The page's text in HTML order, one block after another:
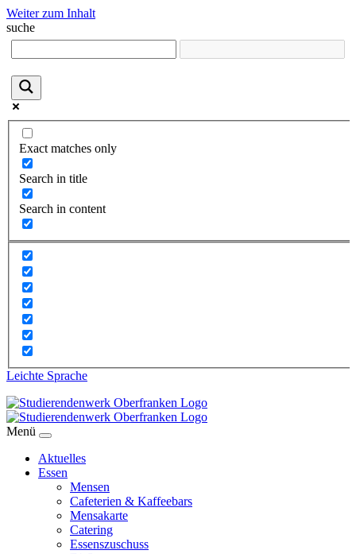
Weiter zum Inhalt
suche
Exact matches only
Search in title
Search in content
Leichte Sprache
Menü
Aktuelles
Essen
Mensen
Cafeterien & Kaffeebars
Mensakarte
Catering
Essenszuschuss